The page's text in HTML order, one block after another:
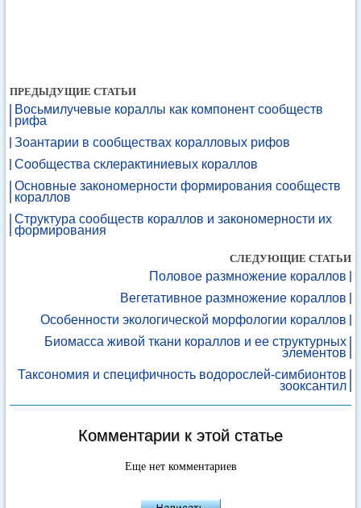
ПРЕДЫДУЩИЕ СТАТЬИ
Восьмилучевые кораллы как компонент сообществ
рифа
Зоантарии в сообществах коралловых рифов
Сообщества склерактиниевых кораллов
Основные закономерности формирования сообществ
кораллов
Cтруктура сообществ кораллов и закономерности их
формирования
СЛЕДУЮЩИЕ СТАТЬИ
Половое размножение кораллов
Вегетативное размножение кораллов
Особенности экологической морфологии кораллов
Биомасса живой ткани кораллов и ее структурных
элементов
Таксономия и специфичность водорослей-симбионтов
зооксантил
Комментарии к этой статье
Еще нет комментариев